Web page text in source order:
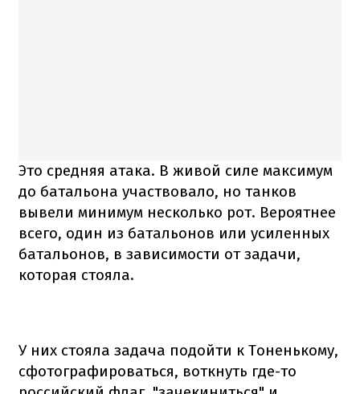
Это средняя атака. В живой силе максимум
до батальона участвовало, но танков
вывели минимум несколько рот. Вероятнее
всего, один из батальонов или усиленных
батальонов, в зависимости от задачи,
которая стояла.
У них стояла задача подойти к Тоненькому,
сфотографироваться, воткнуть где-то